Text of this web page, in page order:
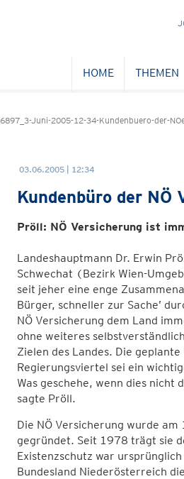
HOME THEMEN
Juni-2005-12-34-Kundenbuero-der-
03.06.2005 | 12:34
Kundenbüro der
Pröll: NÖ Versicherung ist
Landeshauptmann Dr. Erwin
Schwechat (Bezirk Wien-
seit jeher eine enge
Bürger, schneller zur Sache’
NÖ Versicherung dem Land
ohne weiteres
Zielen des Landes. Die
Regierungsviertel sei ein
Was geschehe, wenn dies nicht
sagte Pröll.
Die NÖ Versicherung wurde
gegründet. Seit 1978 trägt sie
Existenzschutz war
Bundesland Niederösterreich